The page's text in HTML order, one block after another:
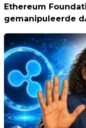
Ethereum
gemanipuleerde